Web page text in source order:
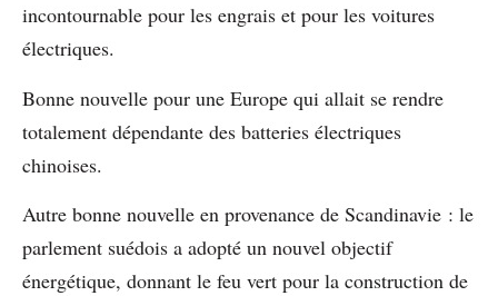
incontournable pour les engrais et pour les voitures
électriques.
Bonne nouvelle pour une Europe qui allait se rendre
totalement dépendante des batteries électriques
chinoises.
Autre bonne nouvelle en provenance de Scandinavie : le
parlement suédois a adopté un nouvel objectif
énergétique, donnant le feu vert pour la construction de